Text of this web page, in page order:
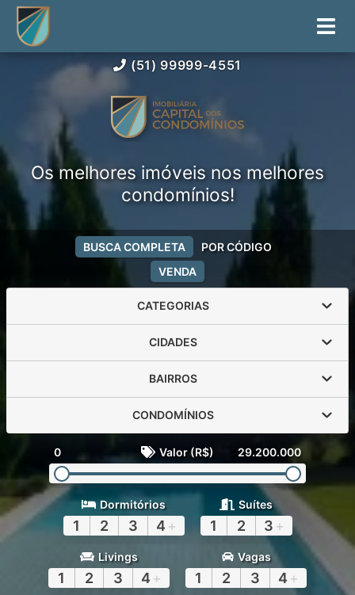
(51) 99999-4551
Os melhores imóveis nos melhores
condomínios!
VENDA
BUSCA COMPLETA POR CÓDIGO
CATEGORIAS
CIDADES
BAIRROS
CONDOMÍNIOS
0 Valor (R$) 29.200.000
Dormitórios
1 2 3 4 +
Suítes
1 2 3 +
Livings
1 2 3 4 +
Vagas
1 2 3 4 +